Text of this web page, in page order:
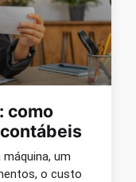
como
um
o custo